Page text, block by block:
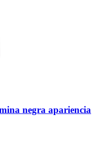
negra apariencia